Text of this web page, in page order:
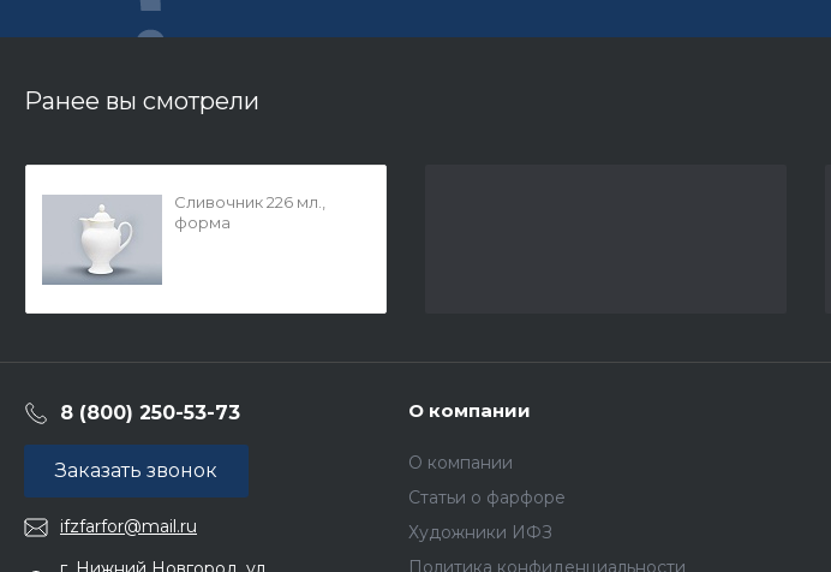
Ранее вы смотрели
Сливочник 226 мл.,
форма
8 (800) 250-53-73
Заказать звонок
ifzfarfor@mail.ru
О компании
О компании
Статьи о фарфоре
Художники ИФЗ
Политика конфиденциальности